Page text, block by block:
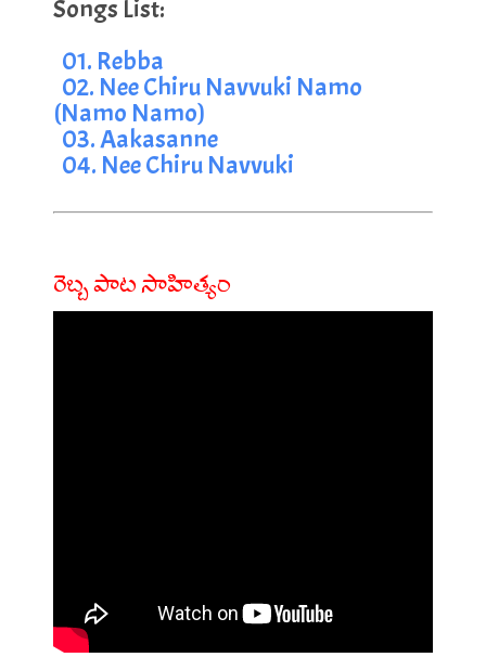
01. Rebba
02. Nee Chiru Navvuki Namo
(Namo Namo)
03. Aakasanne
04. Nee Chiru Navvuki
రెబ్బ పాట సాహిత్యం